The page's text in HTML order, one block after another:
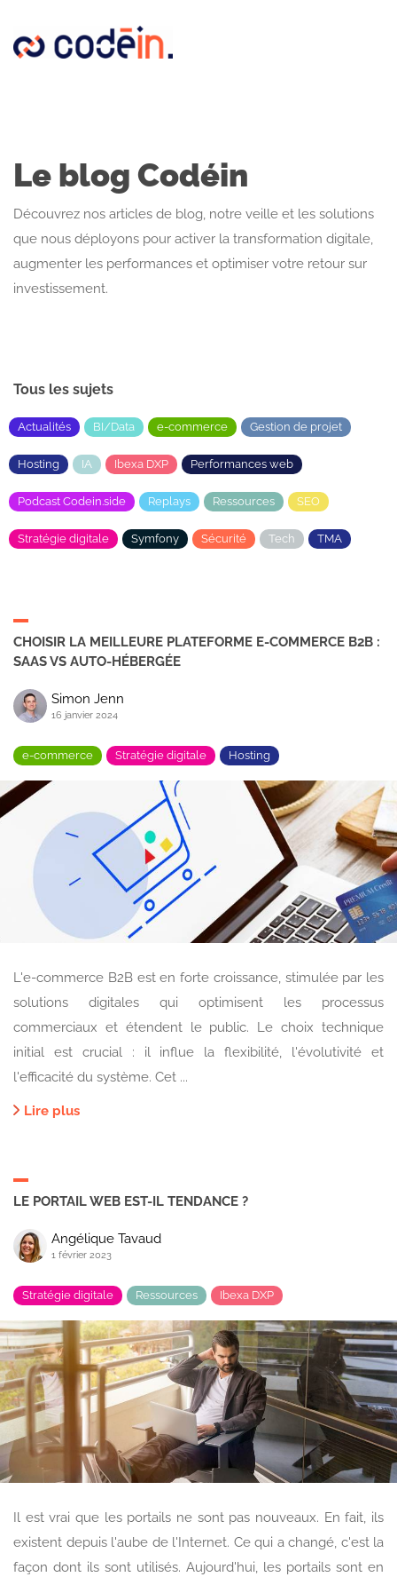
Le blog Codéin
Découvrez nos articles de blog, notre veille et les solutions
que nous déployons pour activer la transformation digitale,
augmenter les performances et optimiser votre retour sur
investissement.
Tous les sujets
Actualités BI/Data e-commerce Gestion de projet
Hosting IA Ibexa DXP Performances web
Podcast Codein.side Replays Ressources SEO
Stratégie digitale Symfony Sécurité Tech TMA
CHOISIR LA MEILLEURE PLATEFORME E-COMMERCE B2B :
SAAS VS AUTO-HÉBERGÉE
Simon Jenn
16 janvier 2024
e-commerce Stratégie digitale Hosting
L'e-commerce B2B est en forte croissance, stimulée par les
solutions digitales qui optimisent les processus
commerciaux et étendent le public. Le choix technique
initial est crucial : il influe la flexibilité, l'évolutivité et
l'efficacité du système. Cet ...
Lire plus
LE PORTAIL WEB EST-IL TENDANCE ?
Angélique Tavaud
1 février 2023
Stratégie digitale Ressources Ibexa DXP
Il est vrai que les portails ne sont pas nouveaux. En fait, ils
existent depuis l'aube de l'Internet. Ce qui a changé, c'est la
façon dont ils sont utilisés. Aujourd'hui, les portails sont en